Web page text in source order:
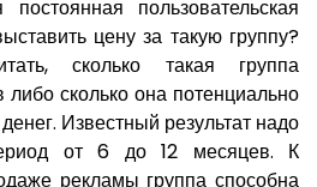
постоянная пользовательская
цену за такую группу?
сколько такая группа
либо сколько она потенциально
Известный результат надо
от 6 до 12 месяцев. К
рекламы группа способна